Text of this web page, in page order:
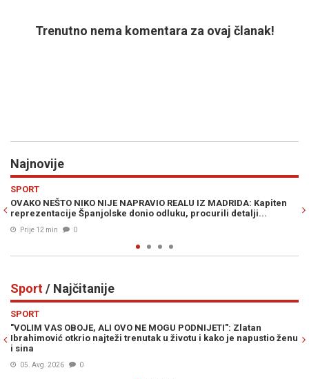
Trenutno nema komentara za ovaj članak!
Najnovije
REALU IZ MADRIDA: Kapiten
procurili detalji...
DRAMA U WASHINGTONU:
Dodika na "crnu listu", ali ni to nije
Sport/ Najčitanije
MOGU PODNIJETI": Zlatan
u životu i kako je napustio ženu
NA POMOLU JE SENZACIONALAN
mogao ostati bez unosnog posla,